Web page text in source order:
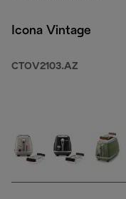
Icona Vintage
CTOV2103.AZ